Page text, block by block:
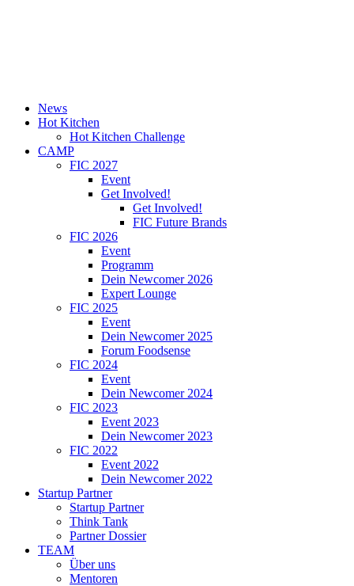
News
Hot Kitchen
Hot Kitchen Challenge
CAMP
FIC 2027
Event
Get Involved!
Get Involved!
FIC Future Brands
FIC 2026
Event
Programm
Dein Newcomer 2026
Expert Lounge
FIC 2025
Event
Dein Newcomer 2025
Forum Foodsense
FIC 2024
Event
Dein Newcomer 2024
FIC 2023
Event 2023
Dein Newcomer 2023
FIC 2022
Event 2022
Dein Newcomer 2022
Startup Partner
Startup Partner
Think Tank
Partner Dossier
TEAM
Über uns
Mentoren